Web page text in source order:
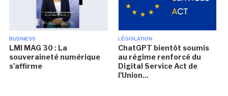
BUSINESS
LMI MAG 30 : La
souveraineté numérique
s'affirme
LÉGISLATION
ChatGPT bientôt soumis
au régime renforcé du
Digital Service Act de
l'Union...